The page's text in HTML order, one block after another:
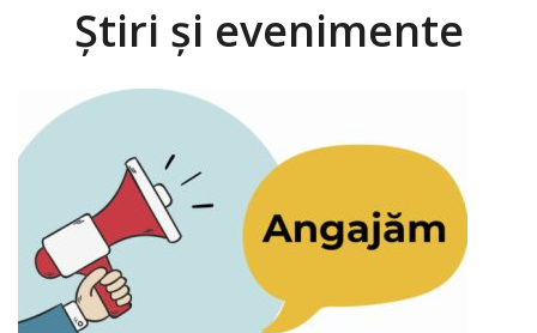
Procese
verbale
normative
Deciziile
consiliului
Știri și evenimente